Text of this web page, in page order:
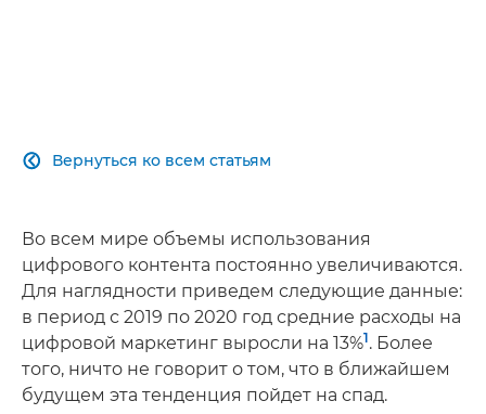
Вернуться ко всем статьям

Во всем мире объемы использования
цифрового контента постоянно увеличиваются.
Для наглядности приведем следующие данные:
в период с 2019 по 2020 год средние расходы на
цифровой маркетинг выросли на 13%1. Более
того, ничто не говорит о том, что в ближайшем
будущем эта тенденция пойдет на спад.